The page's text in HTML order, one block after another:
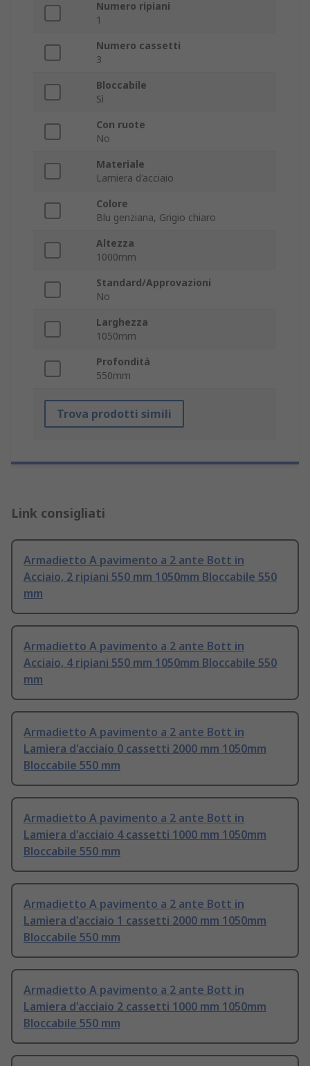
Numero ripiani
1
Numero cassetti
3
Bloccabile
Sì
Con ruote
No
Materiale
Lamiera d'acciaio
Colore
Blu genziana, Grigio chiaro
Altezza
1000mm
Standard/Approvazioni
No
Larghezza
1050mm
Profondità
550mm
Trova prodotti simili
Link consigliati
Armadietto A pavimento a 2 ante Bott in
Acciaio, 2 ripiani 550 mm 1050mm Bloccabile 550
mm
Armadietto A pavimento a 2 ante Bott in
Acciaio, 4 ripiani 550 mm 1050mm Bloccabile 550
mm
Armadietto A pavimento a 2 ante Bott in
Lamiera d'acciaio 0 cassetti 2000 mm 1050mm
Bloccabile 550 mm
Armadietto A pavimento a 2 ante Bott in
Lamiera d'acciaio 4 cassetti 1000 mm 1050mm
Bloccabile 550 mm
Armadietto A pavimento a 2 ante Bott in
Lamiera d'acciaio 1 cassetti 2000 mm 1050mm
Bloccabile 550 mm
Armadietto A pavimento a 2 ante Bott in
Lamiera d'acciaio 2 cassetti 1000 mm 1050mm
Bloccabile 550 mm